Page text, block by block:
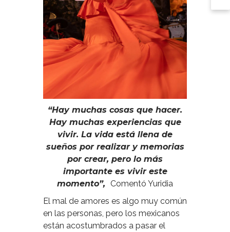
“Hay muchas cosas que hacer.
Hay muchas experiencias que
vivir. La vida está llena de
sueños por realizar y memorias
por crear, pero lo más
importante es vivir este
momento”, Comentó Yuridia
El mal de amores es algo muy común
en las personas, pero los mexicanos
están acostumbrados a pasar el